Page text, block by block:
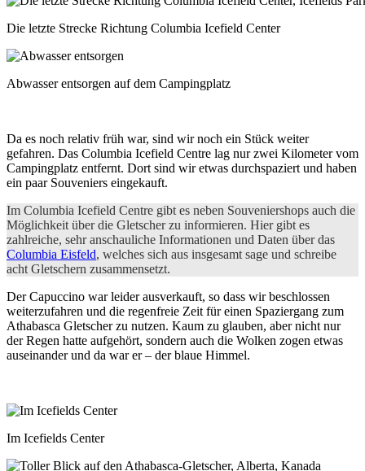
Die letzte Strecke Richtung Columbia Icefield Center
Abwasser entsorgen auf dem Campingplatz
Da es noch relativ früh war, sind wir noch ein Stück weiter
gefahren. Das Columbia Icefield Centre lag nur zwei Kilometer vom
Campingplatz entfernt. Dort sind wir etwas durchspaziert und haben
ein paar Souveniers eingekauft.
Im Columbia Icefield Centre gibt es neben Souveniershops auch die
Möglichkeit über die Gletscher zu informieren. Hier gibt es
zahlreiche, sehr anschauliche Informationen und Daten über das
Columbia Eisfeld, welches sich aus insgesamt sage und schreibe
acht Gletschern zusammensetzt.
Der Capuccino war leider ausverkauft, so dass wir beschlossen
weiterzufahren und die regenfreie Zeit für einen Spaziergang zum
Athabasca Gletscher zu nutzen. Kaum zu glauben, aber nicht nur
der Regen hatte aufgehört, sondern auch die Wolken zogen etwas
auseinander und da war er – der blaue Himmel.
Im Icefields Center